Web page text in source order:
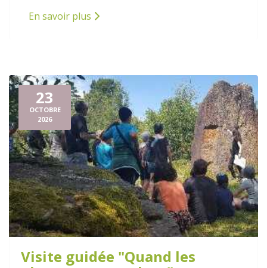
En savoir plus
23
OCTOBRE
2026
Visite guidée "Quand les